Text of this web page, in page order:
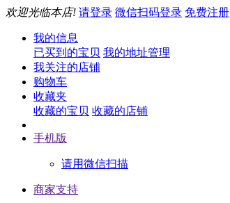
欢迎光临本店! 请登录 微信扫码登录 免费注册
我的信息
已买到的宝贝 我的地址管理
我关注的店铺
购物车
收藏夹
收藏的宝贝 收藏的店铺
手机版
请用微信扫描
商家支持